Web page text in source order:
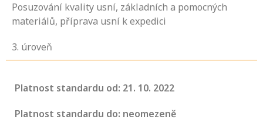
Posuzování kvality usní, základních a pomocných
materiálů, příprava usní k expedici
3. úroveň
Platnost standardu od: 21. 10. 2022
Platnost standardu do: neomezeně